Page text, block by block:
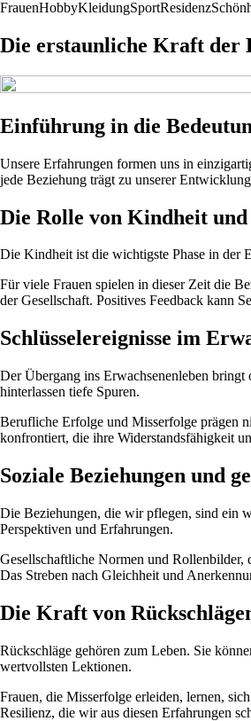
FrauenHobbyKleidungSportResidenz
Die erstaunliche Kraft der
Einführung in die
Unsere Erfahrungen formen uns in
jede Beziehung trägt zu unserer
Die Rolle von Kindheit und
Die Kindheit ist die wichtigste Phase in der
Für viele Frauen spielen in dieser Zeit die
der Gesellschaft. Positives Feedback kann
Schlüsselereignisse im
Der Übergang ins Erwachsenenleben
hinterlassen tiefe Spuren.
Berufliche Erfolge und Misserfolge prägen
konfrontiert, die ihre Widerstandsfähigkeit
Soziale Beziehungen und
Die Beziehungen, die wir pflegen, sind ein
Perspektiven und Erfahrungen.
Gesellschaftliche Normen und Rollenbilder,
Das Streben nach Gleichheit und
Die Kraft von
Rückschläge gehören zum Leben. Sie
wertvollsten Lektionen.
Frauen, die Misserfolge erleiden, lernen,
Resilienz, die wir aus diesen Erfahrungen